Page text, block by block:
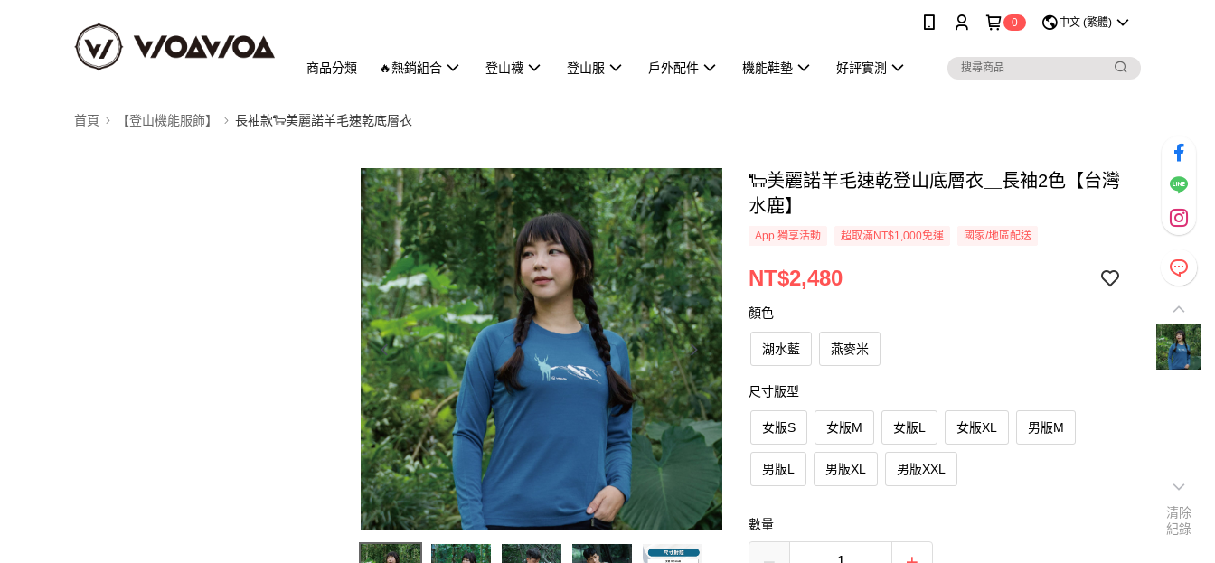
0 中文 (繁體)
商品分類 🔥熱銷組合 登山襪 登山服 戶外配件 機能鞋墊 好評實測
首頁 【登山機能服飾】 長袖款🐑美麗諾羊毛速乾底層衣
🐑美麗諾羊毛速乾登山底層衣＿長袖2色【台灣
水鹿】
App 獨享活動 超取滿NT$1,000免運 國家/地區配送
NT$2,480
顏色
湖水藍 燕麥米
尺寸版型
女版S 女版M 女版L 女版XL 男版M
男版L 男版XL 男版XXL
數量
清除
紀錄